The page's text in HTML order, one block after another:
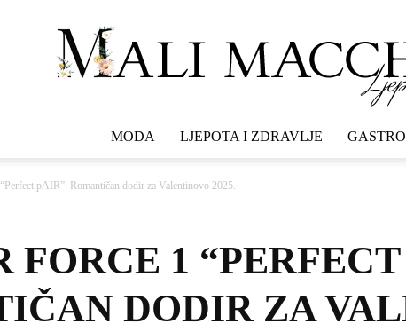
MODA LJEPOTA I ZDRAVLJE GASTRO
pAIR”: Romantičan dodir za Valentinovo 2025.
FORCE 1
DODIR ZA